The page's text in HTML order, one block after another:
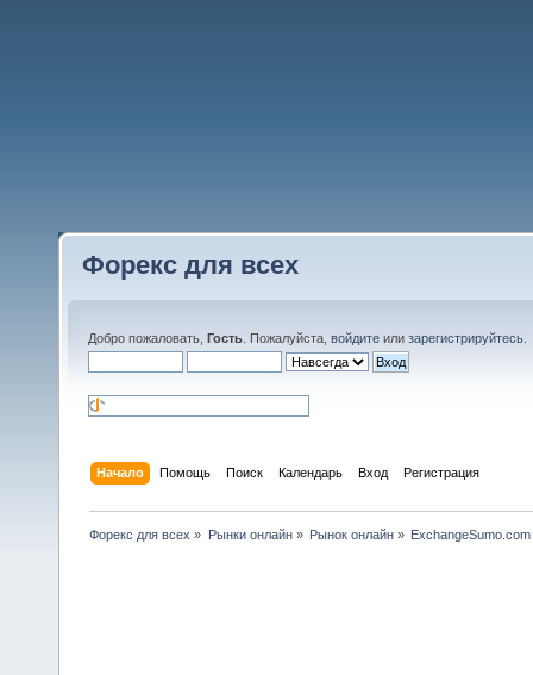
Форекс для всех
Добро пожаловать, Гость . Пожалуйста, войдите или зарегистрируйтесь
Начало Помощь Поиск Календарь Вход Регистрация
Форекс для всех » Рынки онлайн» Рынок онлайн»